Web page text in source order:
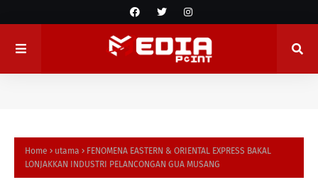
Home utama
FENOMENA EASTERN & ORIENTAL EXPRESS BAKAL
LONJAKKAN INDUSTRI PELANCONGAN GUA MUSANG